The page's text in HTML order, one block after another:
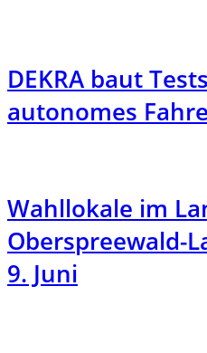
DEKRA baut
autonomes
Wahllokale im
Oberspreewald-
9. Juni